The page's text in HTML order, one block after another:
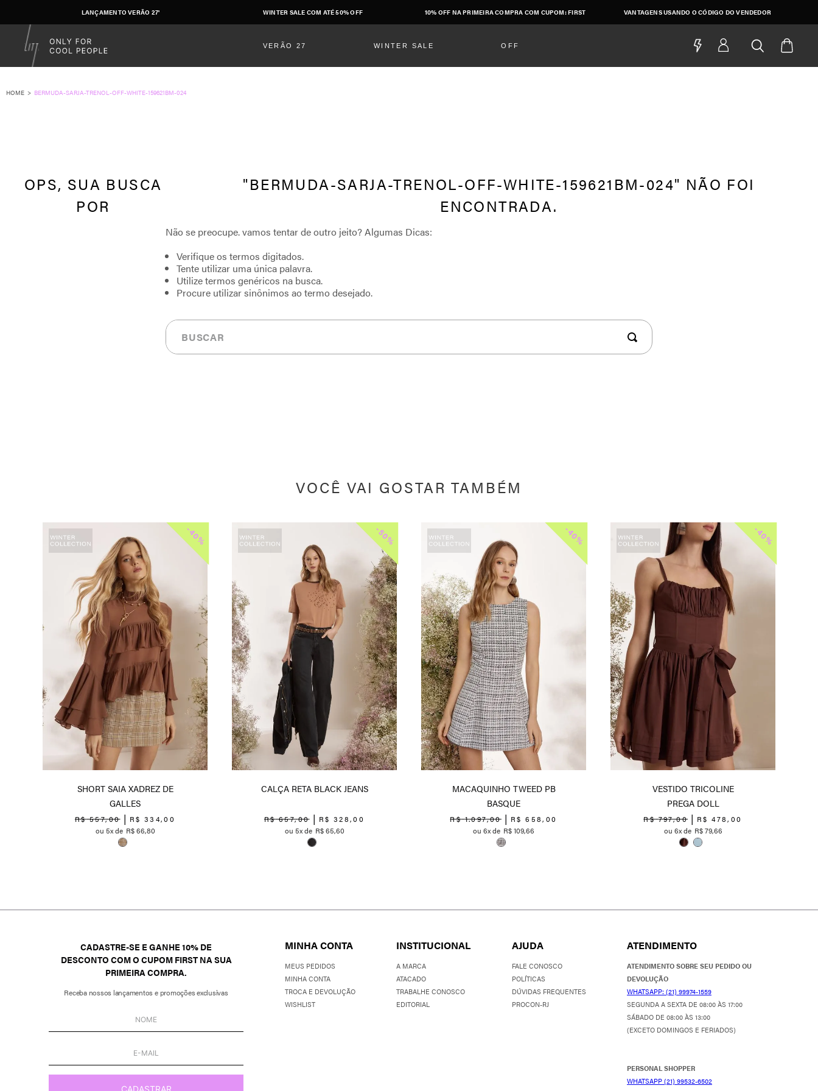
LANÇAMENTO VERÃO 27' WINTER SALE COM ATÉ 50% OFF 10% OFF NA PRIMEIRA COMPRA COM CUPOM: FIRST VANTAGENS USANDO O CÓDIGO DO VENDEDOR
VERÃO 27 WINTER SALE OFF
BERMUDA-SARJA-TRENOL-OFF-WHITE-159621BM-024
BERMUDA-SARJA-TRENOL-OFF-WHITE-159621BM-024
Verifique os termos digitados.
Tente utilizar uma única palavra.
Utilize termos genéricos na busca.
Procure utilizar sinônimos ao termo desejado.
Buscar
VOCÊ VAI GOSTAR TAMBÉM
-
40%
SHORT SAIA XADREZ DE
GALLES
R$ 557,00 R$ 334,00
5
R$66,80
-
50%
CALÇA RETA BLACK JEANS
R$ 657,00 R$ 328,00
5
R$65,60
-
40%
MACAQUINHO TWEED PB
BASQUE
R$ 1.097,00 R$ 658, 00
6
R$109,66
-
40%
VESTIDO TRICOLINE
PREGA DOLL
R$ 797,00 R$ 478, 00
6
R$79,66
CADASTRE-SE E GANHE 10% DE
DESCONTO COM O CUPOM FIRST NA SUA
PRIMEIRA COMPRA.
Receba nossos lançamentos e promoções exclusivas
CADASTRAR
MINHA CONTA
MEUS PEDIDOS
MINHA CONTA
TROCA E DEVOLUÇÃO
WISHLIST
INSTITUCIONAL
A MARCA
ATACADO
TRABALHE CONOSCO
EDITORIAL
AJUDA
FALE CONOSCO
POLÍTICAS
DÚVIDAS FREQUENTES
PROCON-RJ
ATENDIMENTO
ATENDIMENTO SOBRE SEU PEDIDO OU
DEVOLUÇÃO
WHATSAPP: (21) 99974-1559
SEGUNDA A SEXTA DE 08:00 ÀS 17:00
SÁBADO DE 08:00 ÀS 13:00
(EXCETO DOMINGOS E FERIADOS)
PERSONAL SHOPPER
WHATSAPP (21) 99532-6502